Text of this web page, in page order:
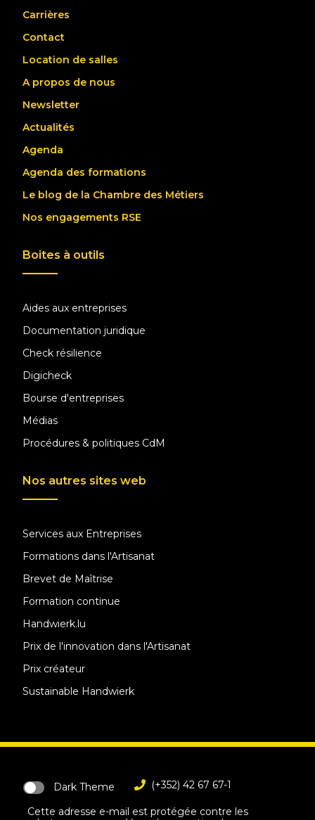
Carrières
Contact
Location de salles
A propos de nous
Newsletter
Actualités
Agenda
Agenda des formations
Le blog de la Chambre des Métiers
Nos engagements RSE
Boites à outils
Aides aux entreprises
Documentation juridique
Check résilience
Digicheck
Bourse d'entreprises
Médias
Procédures & politiques CdM
Nos autres sites web
Services aux Entreprises
Formations dans l'Artisanat
Brevet de Maîtrise
Formation continue
Handwierk.lu
Prix de l'innovation dans l'Artisanat
Prix créateur
Sustainable Handwierk
Dark Theme (+352) 42 67 67-1
Cette adresse e-mail est protégée contre les